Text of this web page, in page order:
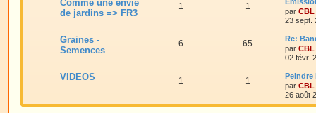
Comme une envie
de jardins => FR3
1 1
par CBL
23 sept.
Graines -
Semences
6 65
Re:
par CBL
02 févr.
VIDEOS 1 1
Peindre
par CBL
26 août